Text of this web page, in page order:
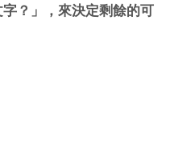
？」，來決定剩餘的可